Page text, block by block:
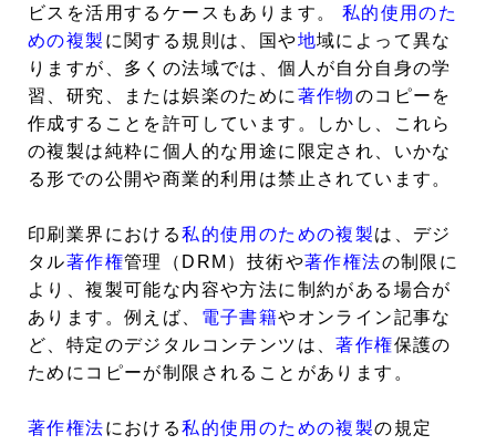
ビスを活用するケースもあります。 私的使用のた
めの複製 に関する規則は、国や地域によって異な
りますが、多くの法域では、個人が自分自身の学
習、研究、または娯楽のために 著作物のコピーを
作成することを許可しています。しかし、これら
の複製は純粋に個人的な用途に限定され、いかな
る形での公開や商業的利用は禁止されています。
印刷業界における私的使用のための複製は、デジ
タル著作権管理（DRM）技術や著作権法の制限に
より、複製可能な内容や方法に制約がある場合が
あります。例えば、 電子書籍やオンライン記事な
ど、特定のデジタルコンテンツは、著作権保護の
ためにコピーが制限されることがあります。
著作権法における私的使用のための複製の規定